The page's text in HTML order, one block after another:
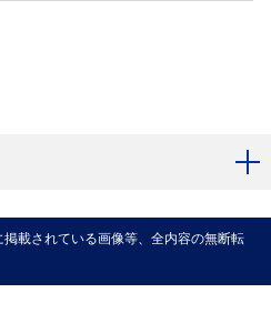
載されている画像等、全内容の無断転